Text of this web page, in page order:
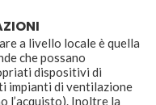
a livello locale è quella
che possano
dispositivi di
impianti di ventilazione
l’acquisto). Inoltre la